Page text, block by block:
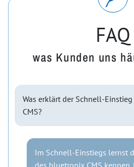
FAQ
was Kunden uns
Was erklärt der Schnell-
CMS?
Im Schnell-Einstiegs lernst
des bluetronix CMS